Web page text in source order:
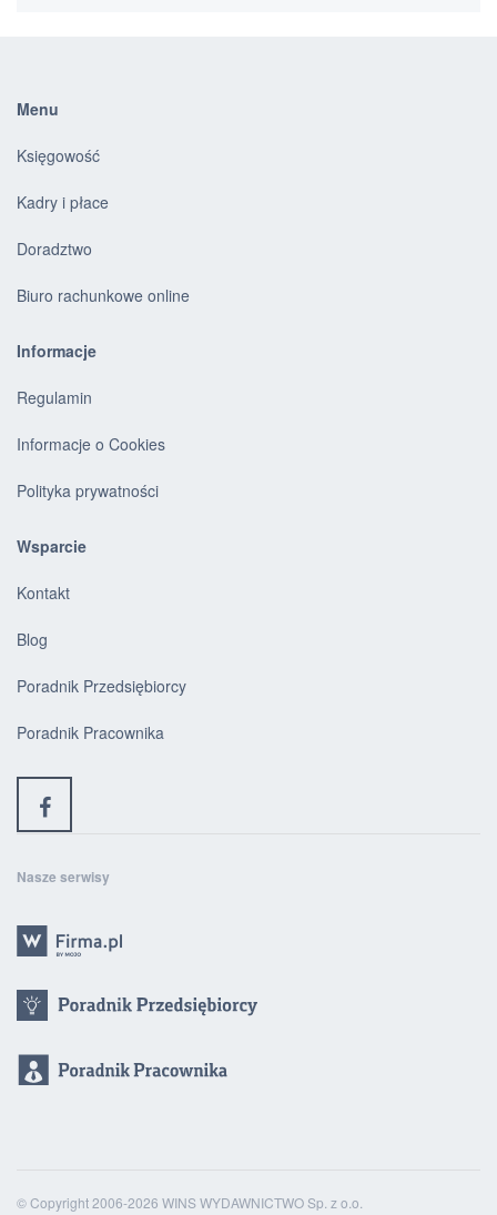
Menu
Księgowość
Kadry i płace
Doradztwo
Biuro rachunkowe online
Informacje
Regulamin
Informacje o Cookies
Polityka prywatności
Wsparcie
Kontakt
Blog
Poradnik Przedsiębiorcy
Poradnik Pracownika
Nasze serwisy
© Copyright 2006-2026 WINS WYDAWNICTWO Sp. z o.o.